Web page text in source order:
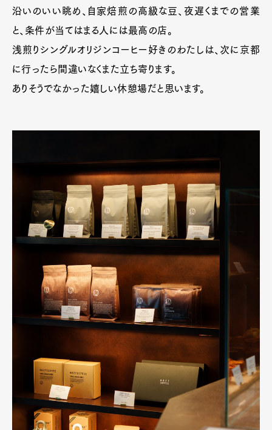
沿いのいい眺め、自家焙煎の高級な豆、夜遅くまでの営業
と、条件が当てはまる人には最高の店。
浅煎りシングルオリジンコーヒー好きのわたしは、次に京都
に行ったら間違いなくまた立ち寄ります。
ありそうでなかった嬉しい休憩場だと思います。